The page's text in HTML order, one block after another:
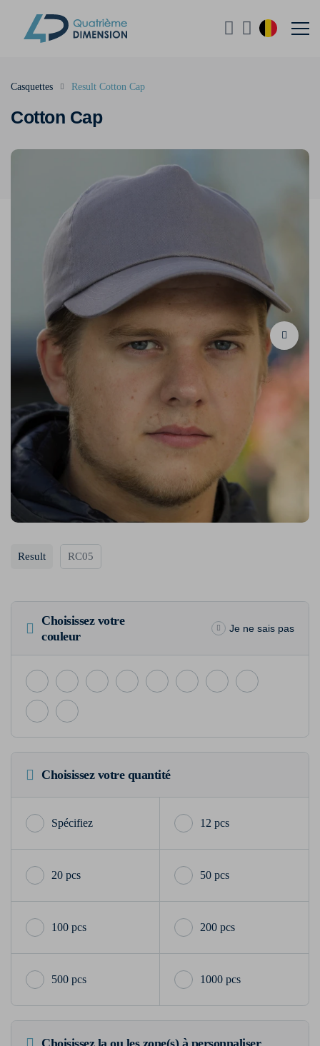
Cotton Cap
Casquettes Result Cotton Cap
Result RC05
Choisissez votre
couleur
Je ne sais pas
Choisissez votre quantité
12 pcs
20 pcs 50 pcs
100 pcs 200 pcs
500 pcs 1000 pcs
Choisissez la ou les zone(s) à personnaliser